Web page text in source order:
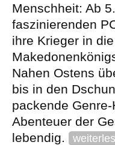
Menschheit: Ab
faszinierenden
ihre Krieger in
Nahen Ostens
bis in den
packende
Abenteuer der
lebendig.